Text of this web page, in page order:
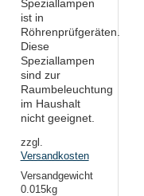
Speziallampen
ist in
Röhrenprüfgeräten.
Diese
Speziallampen
sind zur
Raumbeleuchtung
im Haushalt
nicht geeignet.
zzgl.
Versandkosten
Versandgewicht
0.015kg